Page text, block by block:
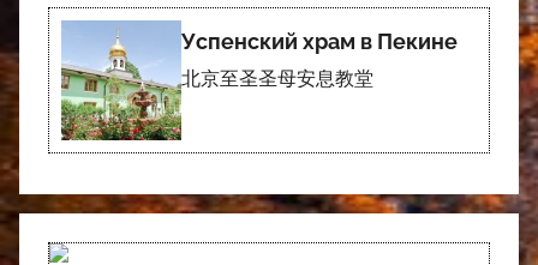
Успенский храм в Пекине
北京至圣圣母安息教堂